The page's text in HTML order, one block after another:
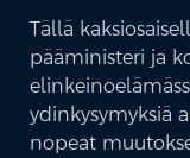
Tällä
pääministeri ja
ydinkysymyksiä
nopeat